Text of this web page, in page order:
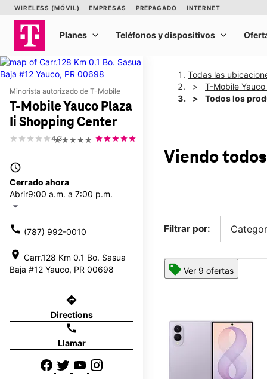
Minorista autorizado de T-Mobile
T-Mobile Yauco Plaza
Ii Shopping Center
★★★★★
4.3
access_time
Cerrado ahora
Abrir9:00 a.m. a 7:00 p.m.
arrow_drop_down
call (787) 992-0010
location_on Carr.128 Km 0.1 Bo. Sasua
Baja #12 Yauco, PR 00698
directions
Directions
call
Llamar
Todas las
T-Mobile
Todos los
Viendo
Filtrar por:
Ver 9 ofertas